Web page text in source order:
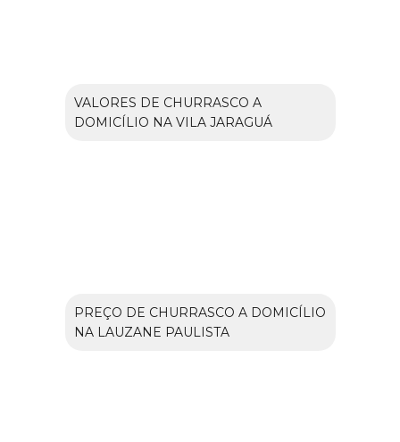
VALORES DE CHURRASCO A
DOMICÍLIO NA VILA JARAGUÁ
PREÇO DE CHURRASCO A DOMICÍLIO
NA LAUZANE PAULISTA